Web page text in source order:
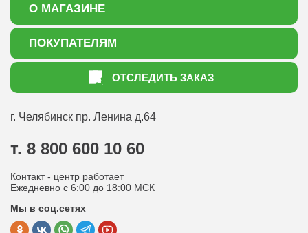
О МАГАЗИНЕ
О нас
Акции
ПОКУПАТЕЛЯМ
Как оформить заказ
Статьи садоводу
Оптовым покупателям
Политика конфиденциальности
Публичная оферта
ОТСЛЕДИТЬ ЗАКАЗ
г. Челябинск пр. Ленина д.64
т. 8 800 600 10 60
Контакт - центр работает
Ежедневно с 6:00 до 18:00 МСК
Мы в соц.сетях